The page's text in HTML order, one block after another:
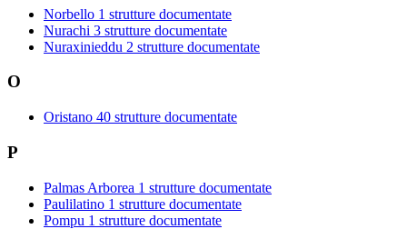
Norbello 1 strutture documentate
Nurachi 3 strutture documentate
Nuraxinieddu 2 strutture documentate
O
Oristano 40 strutture documentate
P
Palmas Arborea 1 strutture documentate
Paulilatino 1 strutture documentate
Pompu 1 strutture documentate